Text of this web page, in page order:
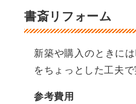
書斎リフォーム
新築や購入のときに
をちょっとした工夫で
参考費用